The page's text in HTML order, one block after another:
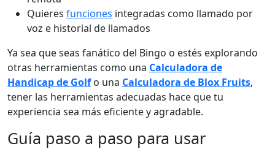
Quieres funciones integradas como llamado por
voz e historial de llamados
Ya sea que seas fanático del Bingo o estés explorando
otras herramientas como una Calculadora de
Handicap de Golfo una Calculadora de Blox Fruits,
tener las herramientas adecuadas hace que tu
experiencia sea más eficiente y agradable.
Guía paso a paso para usar